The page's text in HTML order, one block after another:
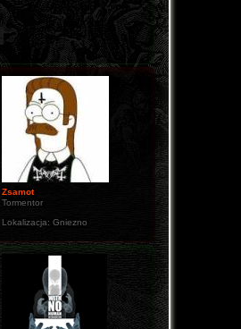
Zsamot
Tormentor
Lokalizacja: Gniezno